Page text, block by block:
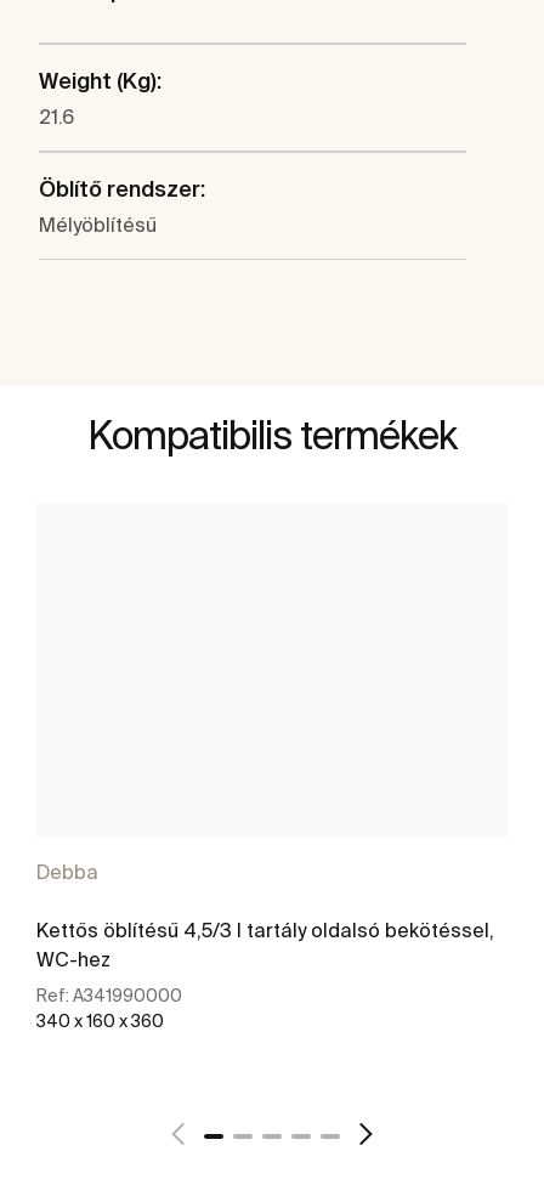
Weight (Kg):
21.6
Öblítő rendszer:
Mélyöblítésű
Kompatibilis termékek
Debba
Kettős öblítésű 4,5/3 l tartály oldalsó bekötéssel,
WC-hez
Ref: A341990000
340 x 160 x 360